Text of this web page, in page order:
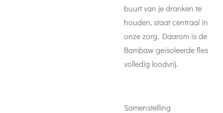
buurt van je dranken te
houden, staat centraal in
onze zorg. Daarom is de
Bambaw geïsoleerde fles
volledig loodvrij.
Samenstelling